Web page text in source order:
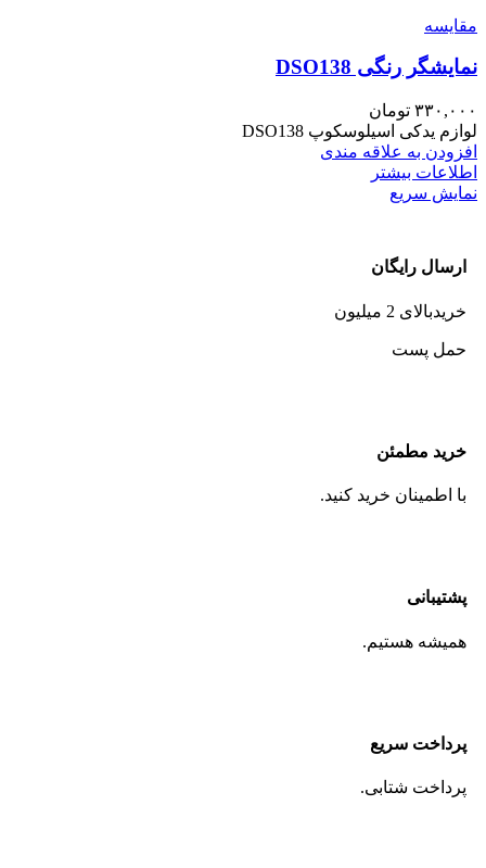
مقايسه
نمایشگر رنگی DSO138
۳۳۰,۰۰۰ تومان
لوازم یدکی اسیلوسکوپ DSO138
افزودن به علاقه مندی
اطلاعات بیشتر
نمایش سریع
ارسال رایگان
خریدبالای 2 میلیون
حمل پست
خرید مطمئن
با اطمینان خرید کنید.
پشتیبانی
همیشه هستیم.
پرداخت سریع
پرداخت شتابی.